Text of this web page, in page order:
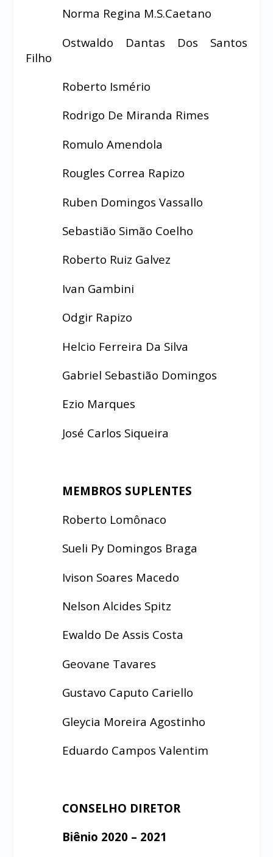
Norma Regina M.S.Caetano
Ostwaldo Dantas Dos Santos
Filho
Roberto Ismério
Rodrigo De Miranda Rimes
Romulo Amendola
Rougles Correa Rapizo
Ruben Domingos Vassallo
Sebastião Simão Coelho
Roberto Ruiz Galvez
Ivan Gambini
Odgir Rapizo
Helcio Ferreira Da Silva
Gabriel Sebastião Domingos
Ezio Marques
José Carlos Siqueira
MEMBROS SUPLENTES
Roberto Lomônaco
Sueli Py Domingos Braga
Ivison Soares Macedo
Nelson Alcides Spitz
Ewaldo De Assis Costa
Geovane Tavares
Gustavo Caputo Cariello
Gleycia Moreira Agostinho
Eduardo Campos Valentim
CONSELHO DIRETOR
Biênio 2020 – 2021